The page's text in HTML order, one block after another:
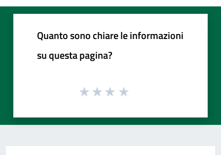
Quanto sono chiare le informazioni
su questa pagina?